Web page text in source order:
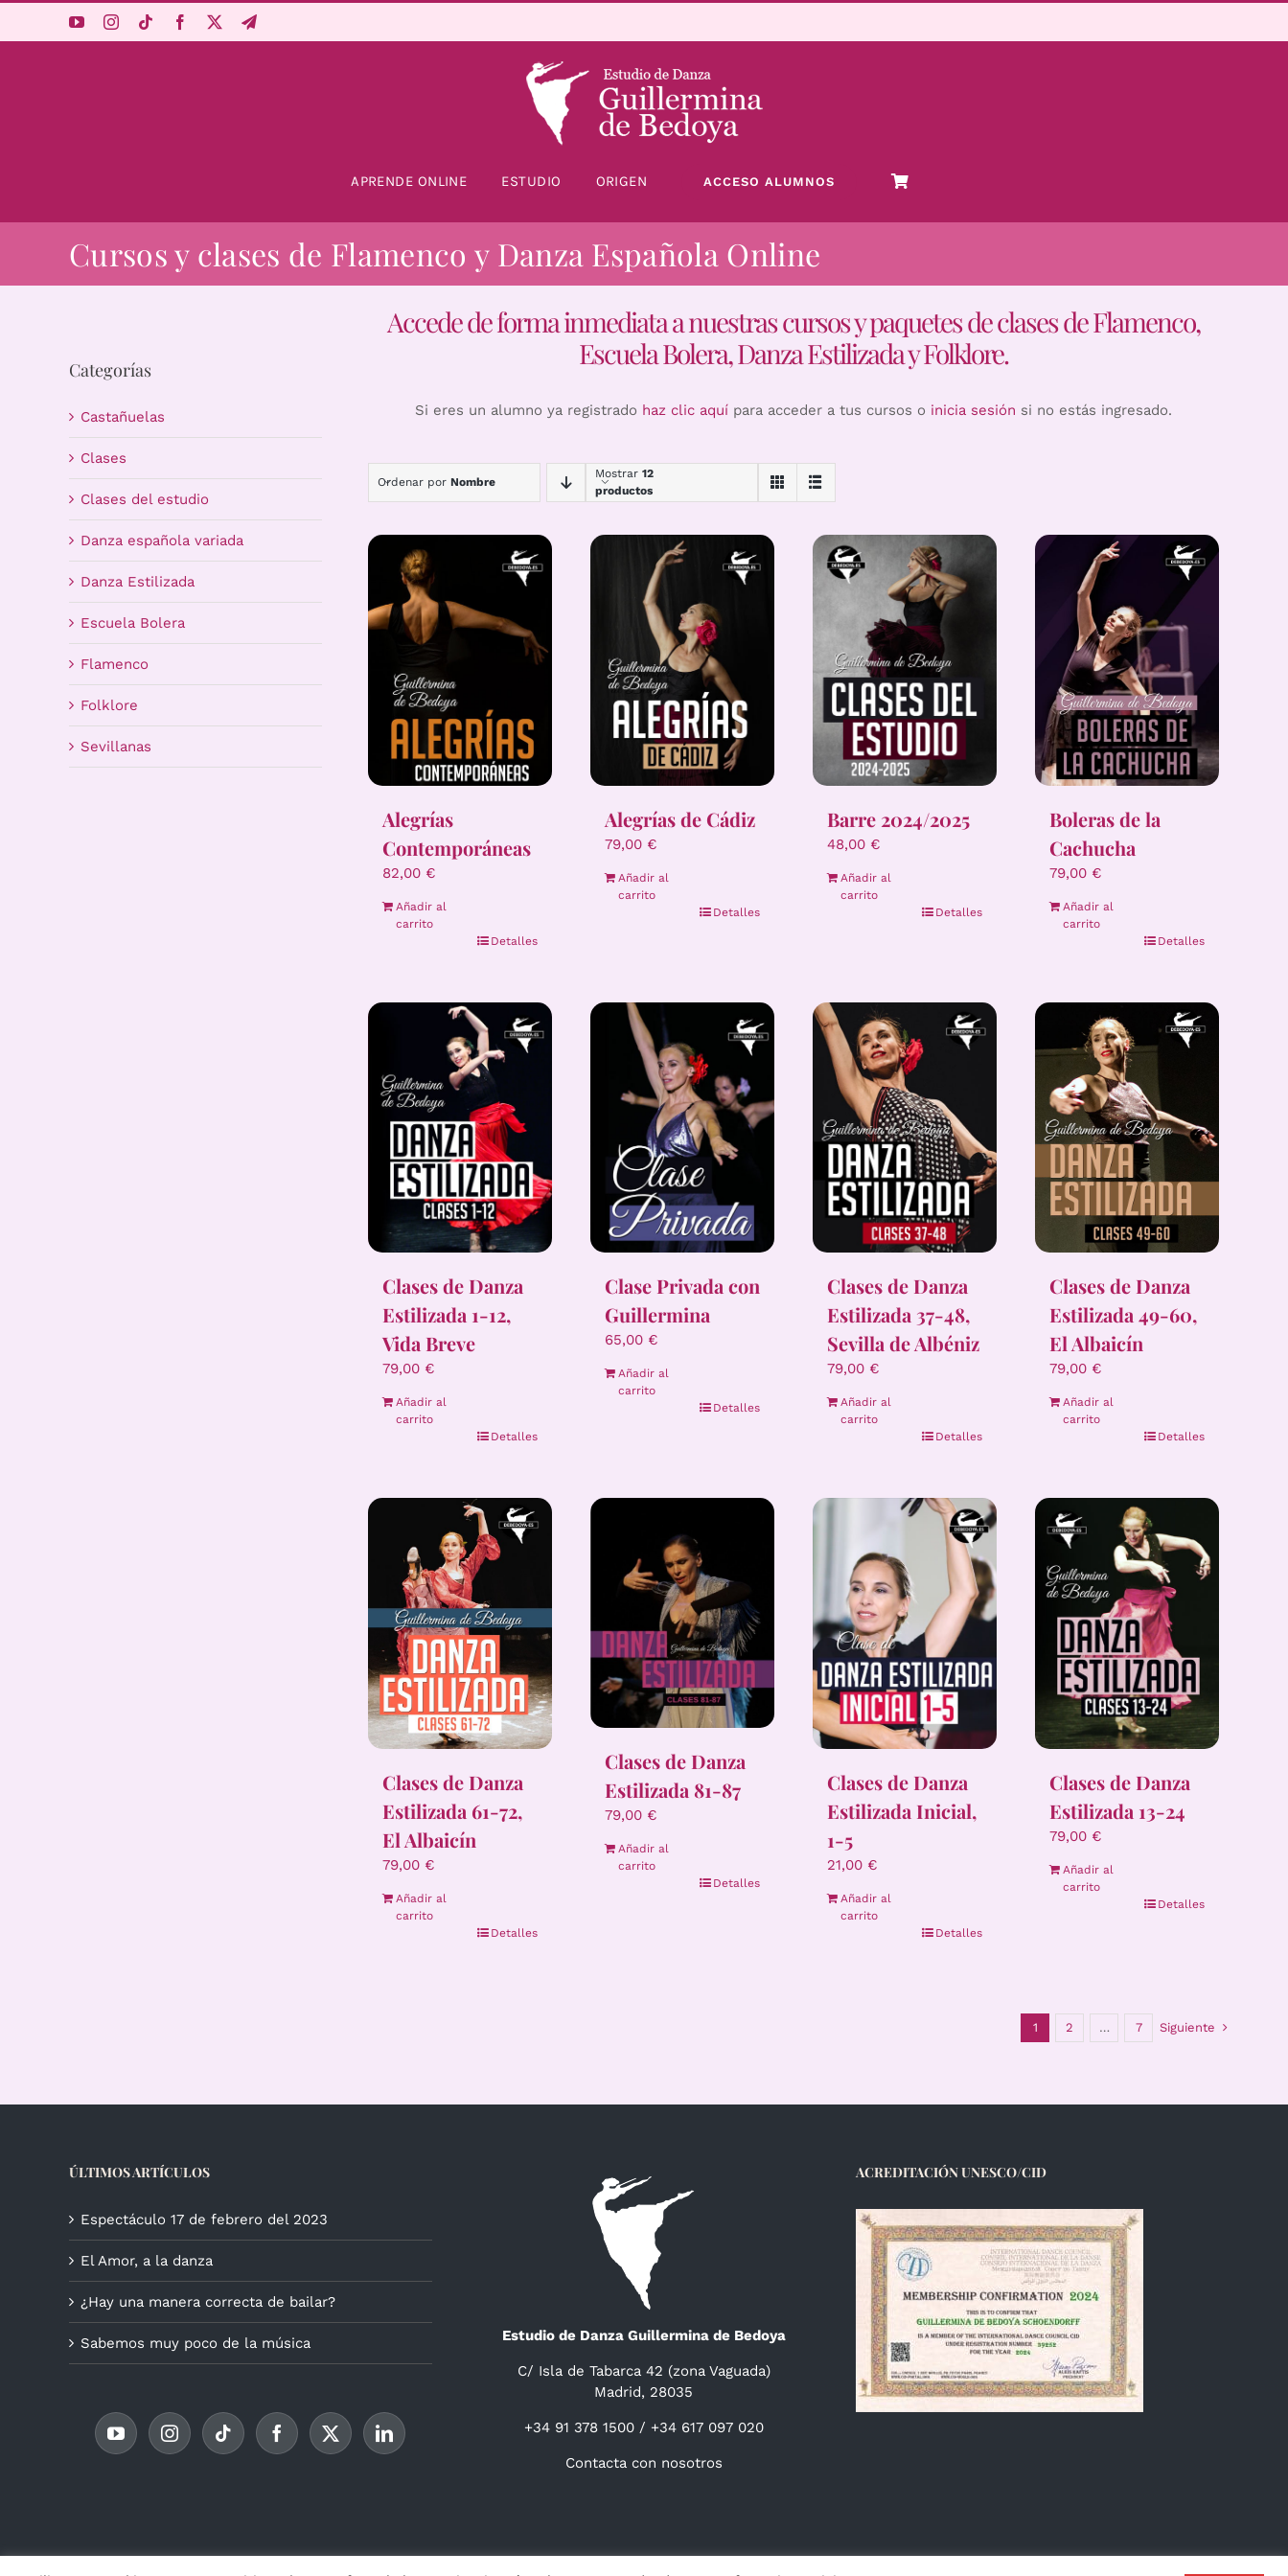
APRENDE ONLINE ESTUDIO ORIGEN ACCESO ALUMNOS
Cursos y clases de Flamenco y Danza Española Online
Categorías
Castañuelas
Clases
Clases del estudio
Danza española variada
Danza Estilizada
Escuela Bolera
Flamenco
Folklore
Sevillanas
Accede de forma inmediata a nuestras cursos y paquetes de clases de Flamenco,
Escuela Bolera, Danza Estilizada y Folklore.
Si eres un alumno ya registrado haz clic aquí para acceder a tus cursos o inicia sesión si no estás ingresado.
Ordenar por Nombre
Mostrar 12
productos
Alegrías
Contemporáneas
82,00 €
Añadir al
carrito
Detalles
Alegrías de Cádiz
79,00 €
Añadir al
carrito
Detalles
Barre 2024/2025
48,00 €
Añadir al
carrito
Detalles
Boleras de la
Cachucha
79,00 €
Añadir al
carrito
Detalles
Clases de Danza
Estilizada 1-12,
Vida Breve
79,00 €
Añadir al
carrito
Detalles
Clase Privada con
Guillermina
65,00 €
Añadir al
carrito
Detalles
Clases de Danza
Estilizada 37-48,
Sevilla de Albéniz
79,00 €
Añadir al
carrito
Detalles
Clases de Danza
Estilizada 49-60,
El Albaicín
79,00 €
Añadir al
carrito
Detalles
Clases de Danza
Estilizada 61-72,
El Albaicín
79,00 €
Añadir al
carrito
Detalles
Clases de Danza
Estilizada 81-87
79,00 €
Añadir al
carrito
Detalles
Clases de Danza
Estilizada Inicial,
1-5
21,00 €
Añadir al
carrito
Detalles
Clases de Danza
Estilizada 13-24
79,00 €
Añadir al
carrito
Detalles
1 2 … 7 Siguiente
ÚLTIMOS ARTÍCULOS
Espectáculo 17 de febrero del 2023
El Amor, a la danza
¿Hay una manera correcta de bailar?
Sabemos muy poco de la música Estudio de Danza Guillermina de Bedoya
C/ Isla de Tabarca 42 (zona Vaguada)
Madrid, 28035
+34 91 378 1500 / +34 617 097 020
Contacta con nosotros
ACREDITACIÓN UNESCO/CID